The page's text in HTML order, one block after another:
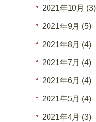
2021年10月 (3)
2021年9月 (5)
2021年8月 (4)
2021年7月 (4)
2021年6月 (4)
2021年5月 (4)
2021年4月 (3)